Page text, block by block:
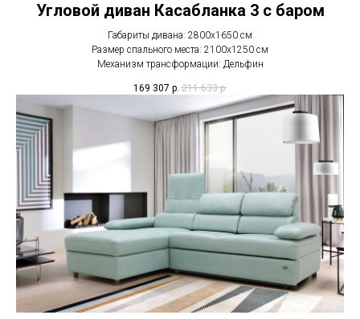
Угловой диван Касабланка 3 с баром
Габариты дивана: 2800х1650 см
Размер спального места: 2100х1250 см
Механизм трансформации: Дельфин
169 307 р. 211 633 р.